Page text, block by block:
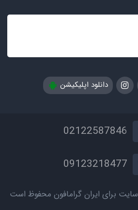
دانلود اپلیکیشن
برای ایران گرامافون محفوظ است